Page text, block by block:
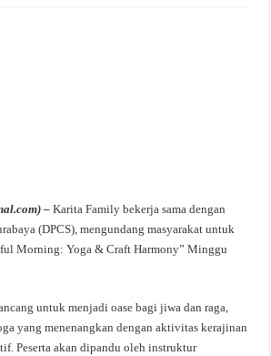
– Karita Family bekerja sama dengan
(DPCS), mengundang masyarakat untuk
Morning: Yoga & Craft Harmony” Minggu
untuk menjadi oase bagi jiwa dan raga,
yang menenangkan dengan aktivitas kerajinan
Peserta akan dipandu oleh instruktur